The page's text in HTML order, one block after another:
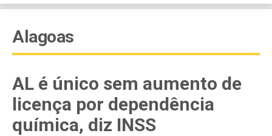
Alagoas
AL é único sem aumento de
licença por dependência
química, diz INSS